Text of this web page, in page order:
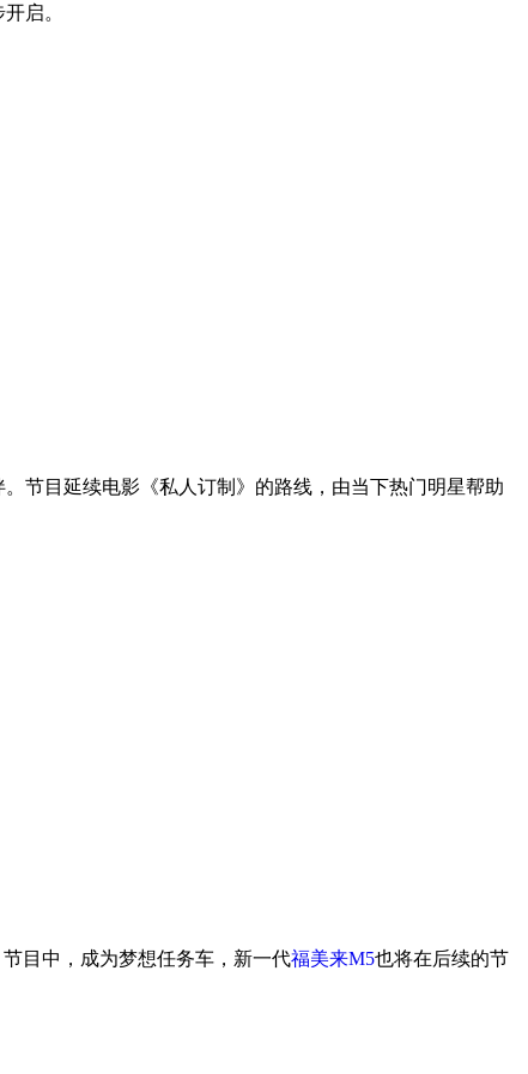
启。
节目延续电影《私人订制》的路线，由当下热门明星帮助
目中，成为梦想任务车，新一代福美来M5也将在后续的节